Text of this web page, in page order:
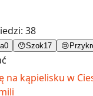
38
0 😯Szok17 😢